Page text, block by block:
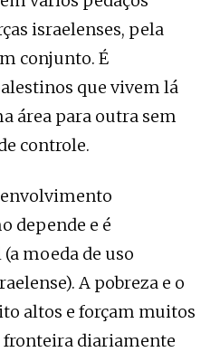
israelenses, pela
conjunto. É
que vivem lá
área para outra sem
controle.
depende e é
moeda de uso
A pobreza e o
altos e forçam muitos
fronteira diariamente